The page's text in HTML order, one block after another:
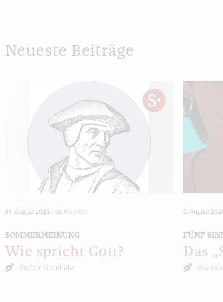
Neueste Beiträge
31. August 2026 Spiritualität
SOMMERMEINUNG
Wie spricht Gott?
Stefan Kronthaler
9. August
FÜNF
Das